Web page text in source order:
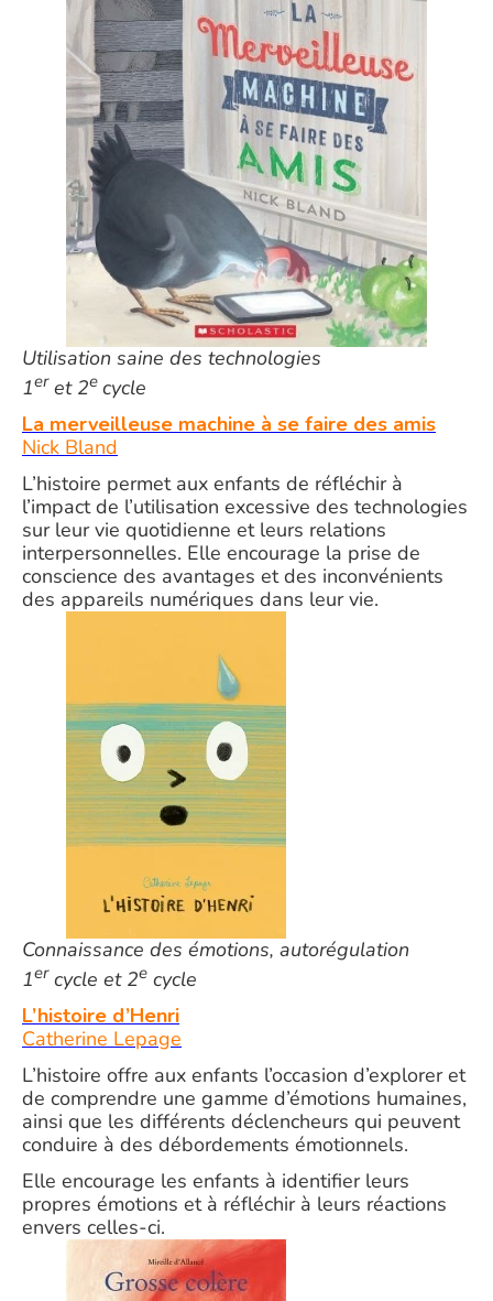
Utilisation saine des technologies
1eret 2e cycle
La merveilleuse machine à se faire des amis
Nick Bland
L’histoire permet aux enfants de réfléchir à
l’impact de l’utilisation excessive des technologies
sur leur vie quotidienne et leurs relations
interpersonnelles. Elle encourage la prise de
conscience des avantages et des inconvénients
des appareils numériques dans leur vie.
Connaissance des émotions, autorégulation
1ercycle et 2e cycle
L’histoire d’Henri
Catherine Lepage
L’histoire offre aux enfants l’occasion d’explorer et
de comprendre une gamme d’émotions humaines,
ainsi que les différents déclencheurs qui peuvent
conduire à des débordements émotionnels.
Elle encourage les enfants à identifier leurs
propres émotions et à réfléchir à leurs réactions
envers celles-ci.